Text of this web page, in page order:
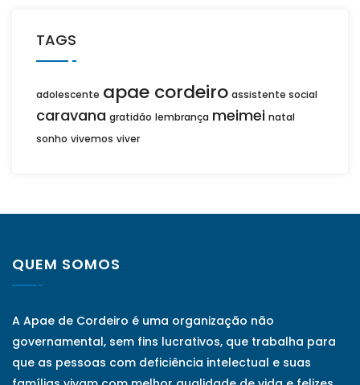
TAGS
adolescente apae cordeiro assistente social
caravana gratidão lembrança meimei natal
sonho vivemos viver
QUEM SOMOS
A Apae de Cordeiro é uma organização não
governamental, sem fins lucrativos, que trabalha para
que as pessoas com deficiência intelectual e suas